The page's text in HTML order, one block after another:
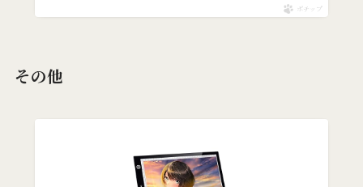
ポチップ
その他